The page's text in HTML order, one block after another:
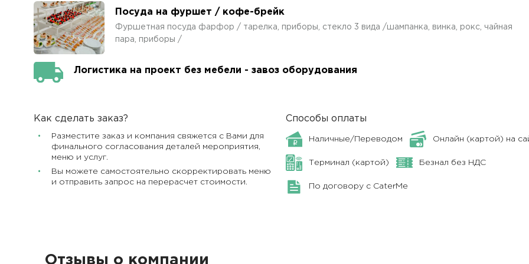
Посуда на фуршет / кофе-брейк
Фуршетная посуда фарфор / тарелка, приборы, стекло 3 вида /шампанка, винка, рокс, чайная
пара, приборы /
Логистика на проект без мебели - завоз оборудования
Как сделать заказ?
Разместите заказ и компания свяжется с Вами для
финального согласования деталей мероприятия,
меню и услуг.
Вы можете самостоятельно скорректировать меню
и отправить запрос на перерасчет стоимости.
Способы оплаты
Наличные/Переводом Онлайн (картой) на
Терминал (картой) Безнал без НДС
По договору с CaterMe
Отзывы о компании